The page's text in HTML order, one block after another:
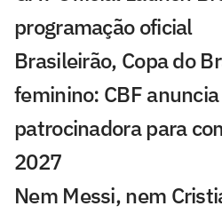
programação oficial
Brasileirão, Copa do
feminino: CBF
patrocinadora para
2027
Nem Messi, nem